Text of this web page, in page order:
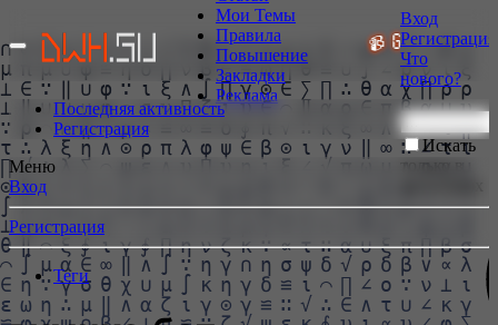
Мои Темы
Правила
Повышение
Закладки
Реклама
БОЛЬШЕ НЕ НУЖНЫ! 📹 GoodZone.live
Вход
Регистрация
Что
нового?
Искать
только в
Последняя активность
Регистрация
Меню
Вход
Регистрация
Теги